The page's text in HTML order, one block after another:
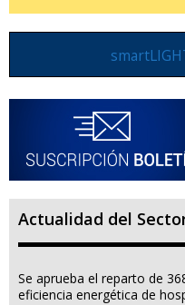
Actualidad del
Se aprueba el reparto de
eficiencia energética de